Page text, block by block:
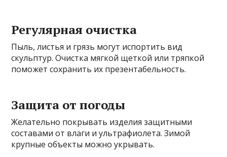
Регулярная очистка
Пыль, листья и грязь могут испортить вид
скульптур. Очистка мягкой щеткой или тряпкой
поможет сохранить их презентабельность.
Защита от погоды
Желательно покрывать изделия защитными
составами от влаги и ультрафиолета. Зимой
крупные объекты можно укрывать.